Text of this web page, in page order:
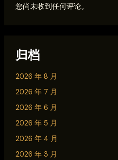
您尚未收到任何评论。
归档
2026 年 8 月
2026 年 7 月
2026 年 6 月
2026 年 5 月
2026 年 4 月
2026 年 3 月